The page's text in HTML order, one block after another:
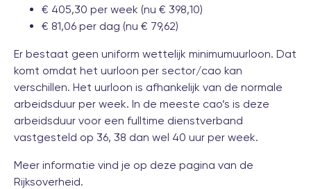
€ 405,30 per week (nu € 398,10)
€ 81,06 per dag (nu € 79,62)
Er bestaat geen uniform wettelijk minimumuurloon. Dat
komt omdat het uurloon per sector/cao kan
verschillen. Het uurloon is afhankelijk van de normale
arbeidsduur per week. In de meeste cao’s is deze
arbeidsduur voor een fulltime dienstverband
vastgesteld op 36, 38 dan wel 40 uur per week.
Meer informatie vind je op deze pagina van de
Rijksoverheid.